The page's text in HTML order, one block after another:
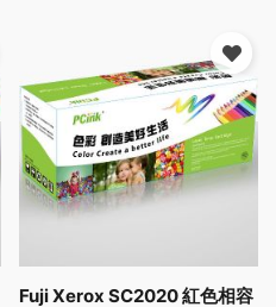
Fuji Xerox SC2020 紅色相容